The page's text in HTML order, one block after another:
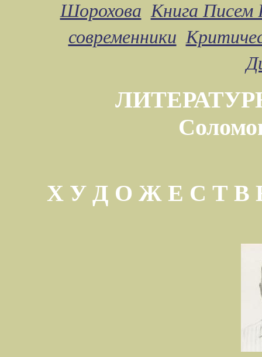
Шорохова Книга Писем
современники
Х У Д О Ж Е С Т